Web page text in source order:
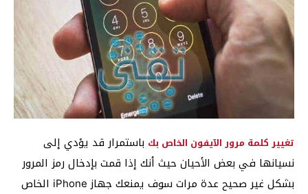
تغيير كلمة مرور الآيفون الخاص بك باستمرار قد يؤدي إلى
نسيانها في بعض الأحيان حيث أنك إذا قمت بإدخال رمز المرور
بشكل غير صحيح عدة مرات سوف يمنعك جهاز iPhone الخاص